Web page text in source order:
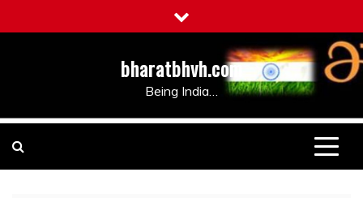
to
bharatbhvh.com
Being India…